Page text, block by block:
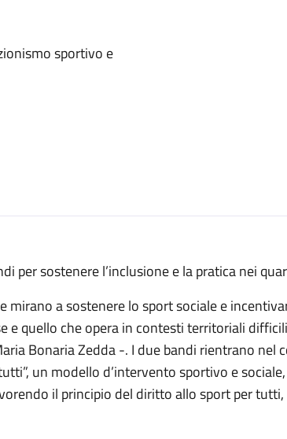
sportivo e
per sostenere l’inclusione e la pratica nei
a sostenere lo sport sociale e
e quello che opera in contesti territoriali
Bonaria Zedda -. I due bandi rientrano nel
un modello d’intervento sportivo e
il principio del diritto allo sport per